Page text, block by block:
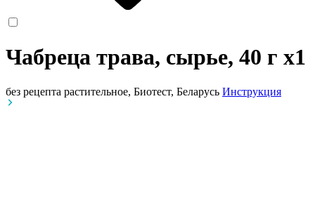
Чабреца трава, сырье, 40 г x1
без рецепта растительное, Биотест, Беларусь Инструкция